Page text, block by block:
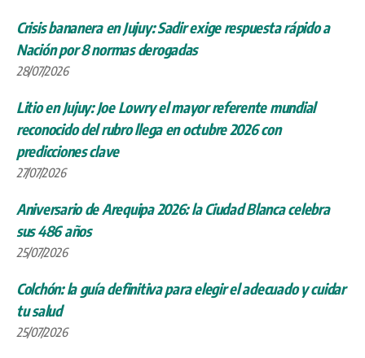
Crisis bananera en Jujuy: Sadir exige respuesta rápido a
Nación por 8 normas derogadas
28/07/2026
Litio en Jujuy: Joe Lowry el mayor referente mundial
reconocido del rubro llega en octubre 2026 con
predicciones clave
27/07/2026
Aniversario de Arequipa 2026: la Ciudad Blanca celebra
sus 486 años
25/07/2026
Colchón: la guía definitiva para elegir el adecuado y cuidar
tu salud
25/07/2026